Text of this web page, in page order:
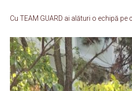
Cu TEAM GUARD ai alături o echipă pe